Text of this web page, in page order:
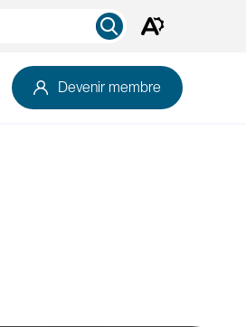
Ouvrez
d'outils
d'accessibilité.
Devenir membre